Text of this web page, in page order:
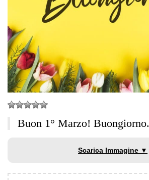
Buon 1° Marzo! Buongiorno.
Scarica Immagine ▼